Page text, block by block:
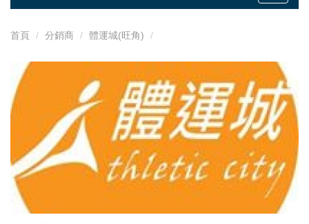
首頁 分銷商 體運城(旺角)